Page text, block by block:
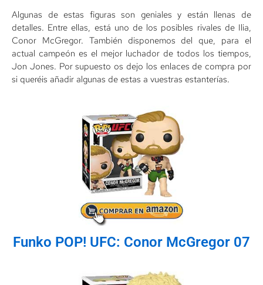
Algunas de estas figuras son geniales y están llenas de
detalles. Entre ellas, está uno de los posibles rivales de Ilia,
Conor McGregor. También disponemos del que, para el
actual campeón es el mejor luchador de todos los tiempos,
Jon Jones. Por supuesto os dejo los enlaces de compra por
si queréis añadir algunas de estas a vuestras estanterías.
Funko POP! UFC: Conor McGregor 07